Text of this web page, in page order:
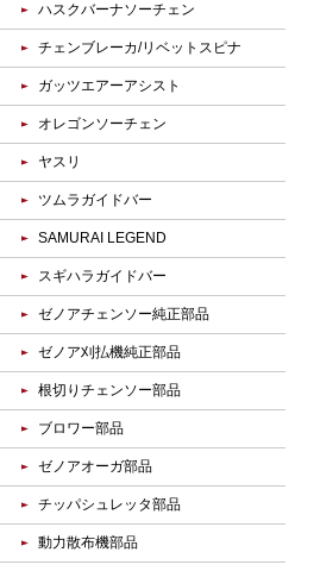
ハスクバーナソーチェン
チェンブレーカ/リベットスピナ
ガッツエアーアシスト
オレゴンソーチェン
ヤスリ
ツムラガイドバー
SAMURAI LEGEND
スギハラガイドバー
ゼノアチェンソー純正部品
ゼノア刈払機純正部品
根切りチェンソー部品
ブロワー部品
ゼノアオーガ部品
チッパシュレッタ部品
動力散布機部品